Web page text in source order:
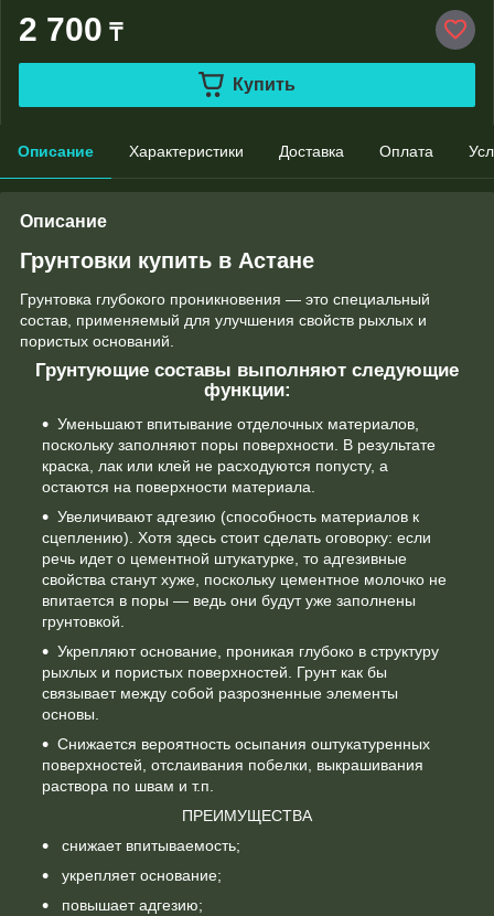
2 700 ₸
Купить
Описание Характеристики Доставка Оплата
Описание
Грунтовки купить в Астане
Грунтовка глубокого проникновения — это специальный
состав, применяемый для улучшения свойств рыхлых и
пористых оснований.
Грунтующие составы выполняют следующие
функции:
Уменьшают впитывание отделочных материалов,
поскольку заполняют поры поверхности. В результате
краска, лак или клей не расходуются попусту, а
остаются на поверхности материала.
Увеличивают адгезию (способность материалов к
сцеплению). Хотя здесь стоит сделать оговорку: если
речь идет о цементной штукатурке, то адгезивные
свойства станут хуже, поскольку цементное молочко не
впитается в поры — ведь они будут уже заполнены
грунтовкой.
Укрепляют основание, проникая глубоко в структуру
рыхлых и пористых поверхностей. Грунт как бы
связывает между собой разрозненные элементы
основы.
Снижается вероятность осыпания оштукатуренных
поверхностей, отслаивания побелки, выкрашивания
раствора по швам и т.п.
ПРЕИМУЩЕСТВА
снижает впитываемость;
укрепляет основание;
повышает адгезию;